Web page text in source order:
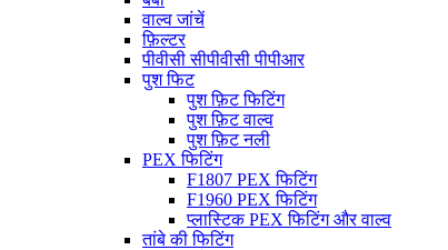
वाल्व जांचें
फ़िल्टर
पीवीसी सीपीवीसी पीपीआर
पुश फिट
पुश फ़िट फिटिंग
पुश फ़िट वाल्व
पुश फ़िट नली
PEX फिटिंग
F1807 PEX फिटिंग
F1960 PEX फिटिंग
प्लास्टिक PEX फिटिंग और वाल्व
तांबे की फिटिंग